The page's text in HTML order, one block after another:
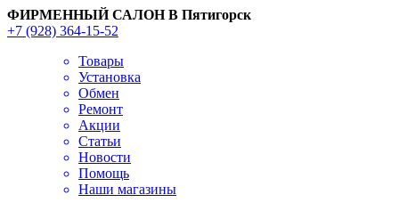
ФИРМЕННЫЙ САЛОН В Пятигорск
+7 (928) 364-15-52
Товары
Установка
Обмен
Ремонт
Акции
Статьи
Новости
Помощь
Наши магазины